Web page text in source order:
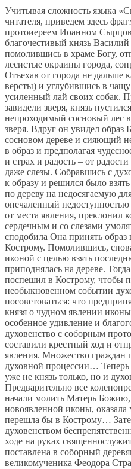
Учитывая сложность языка
читателя, приведем здесь
протоиереем Иоанном
благочестивый князь
помолившись в храме Богу,
лесистые окраины города,
Отъехав от города не дальше
версты) и углубившись в
усиленный лай своих собак.
завидели зверя, князь
непроходимый сосновый лес
зверя. Вдруг он увидел
сосновом дереве и сияющий
в образ и предполагая
и страх и радость – от
даже слезы. Собравшись с
к образу и решился было
по дереву на недосягаемую
опечаленный недоступностью
от места явления, преклонил
сердечным и со слезами
сподобила Она принять образ
Кострому. Помолившись,
иконой с целью взять
приподнялась на дереве.
поспешил в Кострому, чтобы
необыкновенном событии
посоветоваться: что
князя о чудном явлении
особенное удивление и
духовенство с соборным
составили крестный ход и
явления. Множество граждан
духовной процессии…
уже не князь только, но и
Предварительно все
начали молить Матерь
новоявленной иконы, оказала
перешла бы в Кострому…
духовенством
ходе на руках
поставлена в соборный
великомученика Феодора